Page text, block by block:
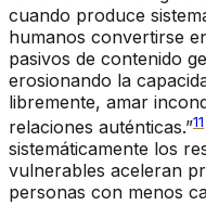
cuando produce
humanos convertirse
pasivos de contenido
erosionando la
libremente, amar
relaciones auténticas.”11
sistemáticamente los
vulnerables aceleran
personas con menos